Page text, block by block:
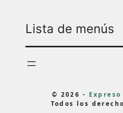
Lista de menús
© 2026 - Expreso
Todos los